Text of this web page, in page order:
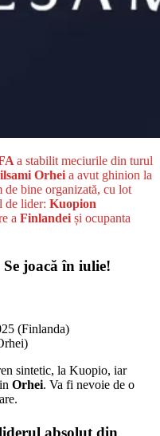
a stabilit meciurile din turul
Orhei a avut ghinion la
de bine organizată, cu lot
de lider: Kuopion
a Finlandei și ocupanta
joacă în iulie!
(Finlanda)
sintetic, la Kuopio, iar
Orhei. Va fi nevoie de o
absolut din